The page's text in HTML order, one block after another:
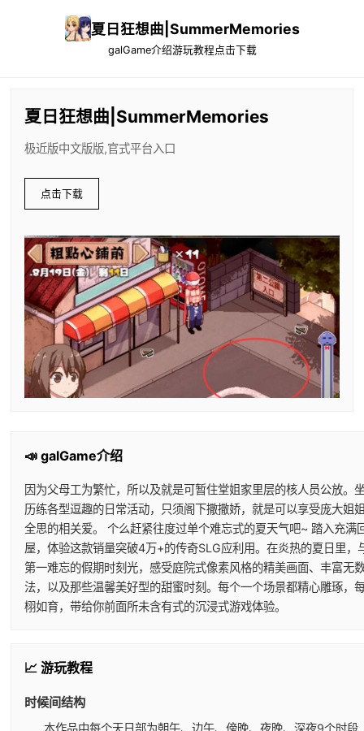
夏日狂想曲|SummerMemories
galGame介绍游玩教程点击下载
夏日狂想曲|SummerMemories
极近版中文版版,官式平台入口
点击下载
📣 galGame介绍
因为父母工为繁忙，所以及就是可暂住堂姐家里层的核人员公放。
历练各型逗趣的日常活动，只须阁下撒撒娇，就是可以享受庞大姐
全思的相关爱。 个么赶紧往度过单个难忘式的夏天气吧~ 踏入充满
屋，体验这款销量突破4万+的传奇SLG应利用。在炎热的夏日里，
第一难忘的假期时刻光，感受庭院式像素风格的精美画面、丰富无
法，以及那些温馨美好型的甜蜜时刻。每个一个场景都精心雕琢，
栩如育，带给你前面所未含有式的沉浸式游戏体验。
📈 游玩教程
时候间结构